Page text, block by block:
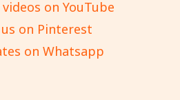
on YouTube
on Pinterest
on Whatsapp